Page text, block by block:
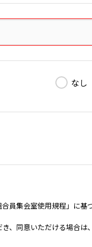
なし
員集会室使用規程」に基
、同意いただける場合は